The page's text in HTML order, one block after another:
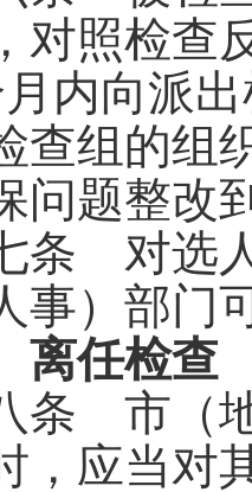
对照检查
内向派
查组的组
问题整改
对选人
事）部门
任检查
市（地
，应当对